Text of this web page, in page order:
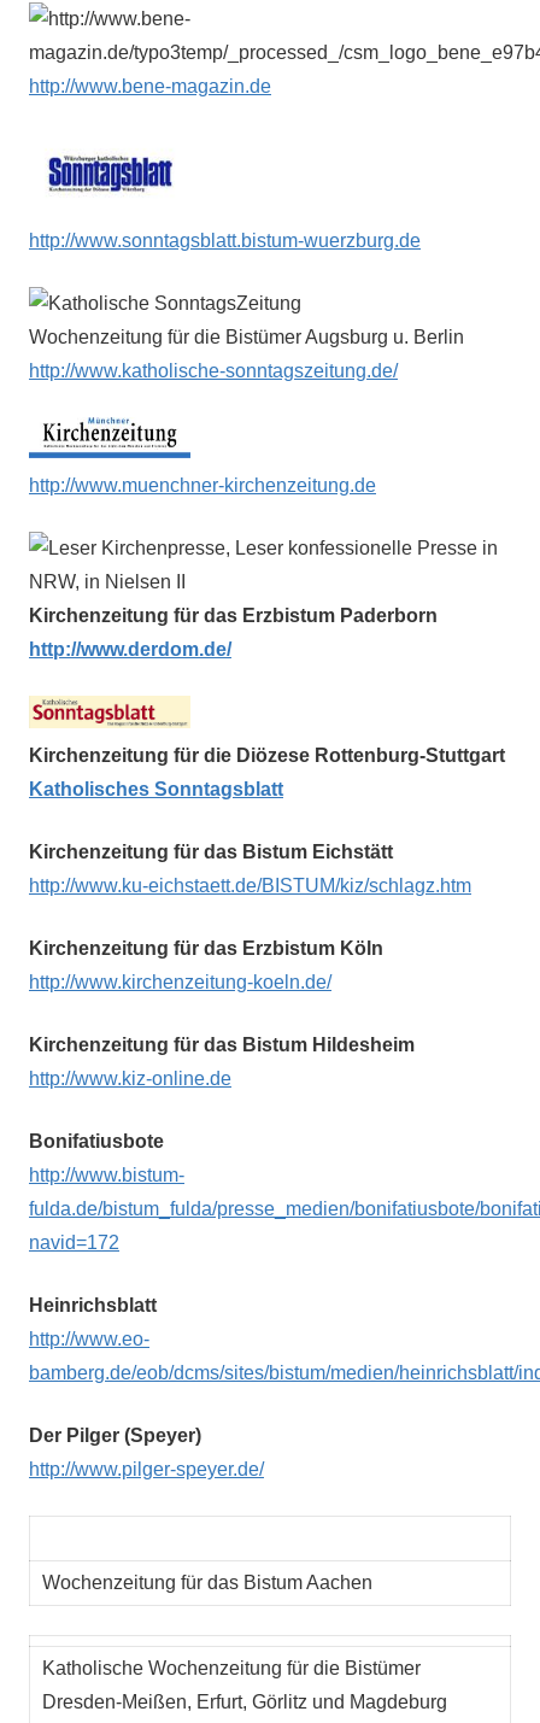
http://www.bene-magazin.de
http://www.sonntagsblatt.bistum-wuerzburg.de
Wochenzeitung für die Bistümer Augsburg u. Berlin
http://www.katholische-sonntagszeitung.de/
http://www.muenchner-kirchenzeitung.de
Kirchenzeitung für das Erzbistum Paderborn
http://www.derdom.de/
Kirchenzeitung für die Diözese Rottenburg-Stuttgart
Katholisches Sonntagsblatt
Kirchenzeitung für das Bistum Eichstätt
http://www.ku-eichstaett.de/BISTUM/kiz/schlagz.htm
Kirchenzeitung für das Erzbistum Köln
http://www.kirchenzeitung-koeln.de/
Kirchenzeitung für das Bistum Hildesheim
http://www.kiz-online.de
Bonifatiusbote
http://www.bistum-
fulda.de/bistum_fulda/presse_medien/bonifatiusbote/
navid=172
Heinrichsblatt
http://www.eo-
bamberg.de/eob/dcms/sites/bistum/medien/heinrichsblatt/
Der Pilger (Speyer)
http://www.pilger-speyer.de/
Wochenzeitung für das Bistum Aachen
Katholische Wochenzeitung für die Bistümer
Dresden-Meißen, Erfurt, Görlitz und Magdeburg